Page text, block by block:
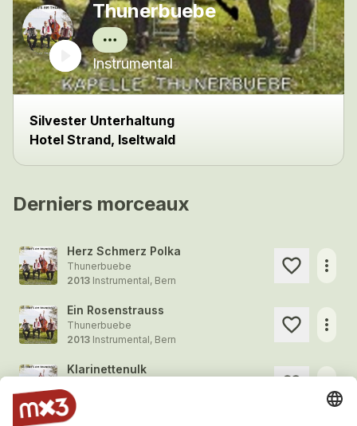
Thunerbuebe
Instrumental
Silvester Unterhaltung
Hotel Strand, Iseltwald
Derniers morceaux
Herz Schmerz Polka
Thunerbuebe
2013 Instrumental, Bern
more_horiz
Ein Rosenstrauss
Thunerbuebe
2013 Instrumental, Bern
more_horiz
Klarinettenulk
2013